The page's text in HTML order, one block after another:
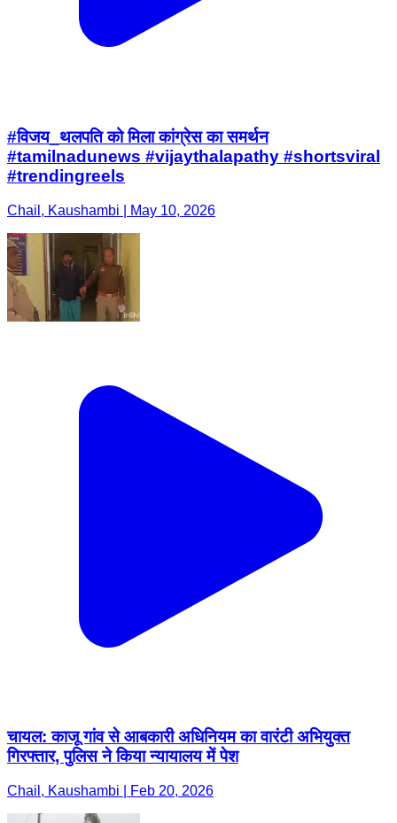
#विजय_थलपति को मिला कांग्रेस का समर्थन
#tamilnadunews #vijaythalapathy #shortsviral
#trendingreels
Chail, Kaushambi | May 10, 2026
चायल: काजू गांव से आबकारी अधिनियम का वारंटी अभियुक्त
गिरफ्तार, पुलिस ने किया न्यायालय में पेश
Chail, Kaushambi | Feb 20, 2026